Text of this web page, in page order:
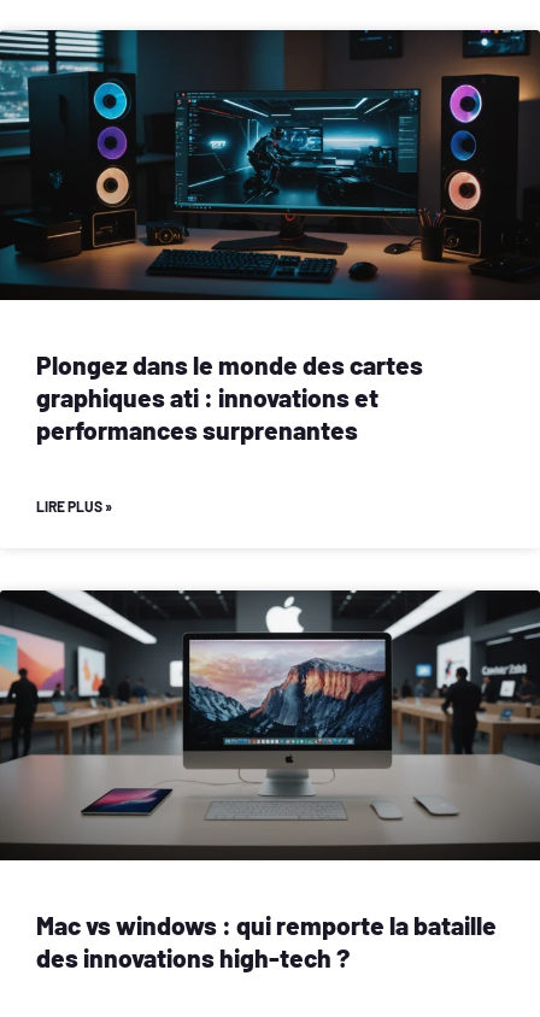
Plongez dans le monde des cartes
graphiques ati : innovations et
performances surprenantes
LIRE PLUS »
Mac vs windows : qui remporte la bataille
des innovations high-tech ?